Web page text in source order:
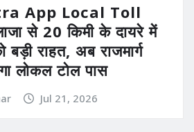
App Local Toll
से 20 किमी के दायरे में
बड़ी राहत, अब राजमार्ग
लोकल टोल पास
Jul 21, 2026